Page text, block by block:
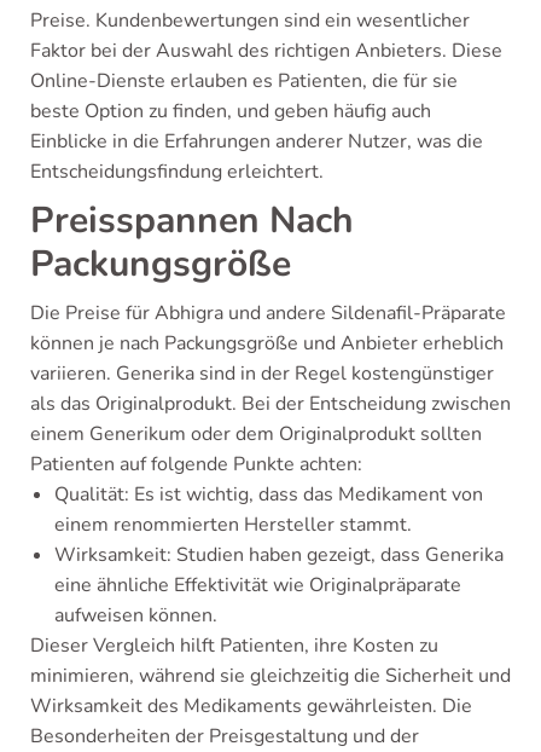
Preise. Kundenbewertungen sind ein wesentlicher
Faktor bei der Auswahl des richtigen Anbieters. Diese
Online-Dienste erlauben es Patienten, die für sie
beste Option zu finden, und geben häufig auch
Einblicke in die Erfahrungen anderer Nutzer, was die
Entscheidungsfindung erleichtert.
Preisspannen Nach
Packungsgröße
Die Preise für Abhigra und andere Sildenafil-Präparate
können je nach Packungsgröße und Anbieter erheblich
variieren. Generika sind in der Regel kostengünstiger
als das Originalprodukt. Bei der Entscheidung zwischen
einem Generikum oder dem Originalprodukt sollten
Patienten auf folgende Punkte achten:
Qualität: Es ist wichtig, dass das Medikament von
einem renommierten Hersteller stammt.
Wirksamkeit: Studien haben gezeigt, dass Generika
eine ähnliche Effektivität wie Originalpräparate
aufweisen können.
Dieser Vergleich hilft Patienten, ihre Kosten zu
minimieren, während sie gleichzeitig die Sicherheit und
Wirksamkeit des Medikaments gewährleisten. Die
Besonderheiten der Preisgestaltung und der